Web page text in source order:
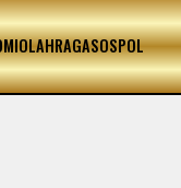
OLAHRAGASOSPOL